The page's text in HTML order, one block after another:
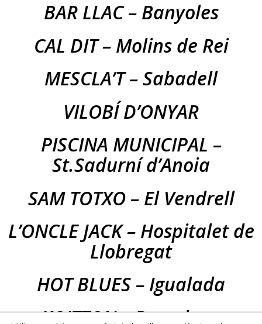
BAR LLAC – Banyoles
CAL DIT – Molins de Rei
MESCLA’T – Sabadell
VILOBÍ D’ONYAR
PISCINA MUNICIPAL –
St.Sadurní d’Anoia
SAM TOTXO – El Vendrell
L’ONCLE JACK – Hospitalet de
Llobregat
HOT BLUES – Igualada
KOITTON – Barcelona